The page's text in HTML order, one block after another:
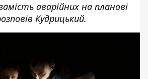
аварійних на планові
Кудрицький.